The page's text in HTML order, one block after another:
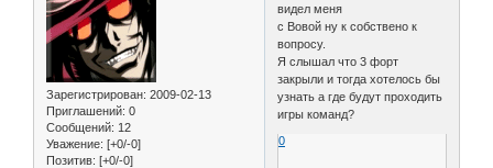
Зарегистрирован: 2009-02-13
Приглашений: 0
Сообщений: 12
Уважение: [+0/-0]
Позитив: [+0/-0]
видел меня
с Вовой ну к собствено к
вопросу.
Я слышал что 3 форт
закрыли и тогда хотелось бы
узнать а где будут проходить
игры команд?
0